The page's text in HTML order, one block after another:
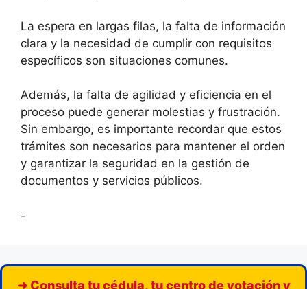
La espera en largas filas, la falta de información
clara y la necesidad de cumplir con requisitos
específicos son situaciones comunes.
Además, la falta de agilidad y eficiencia en el
proceso puede generar molestias y frustración.
Sin embargo, es importante recordar que estos
trámites son necesarios para mantener el orden
y garantizar la seguridad en la gestión de
documentos y servicios públicos.
-
➜ Consulta tu cédula, tu centro de votación y